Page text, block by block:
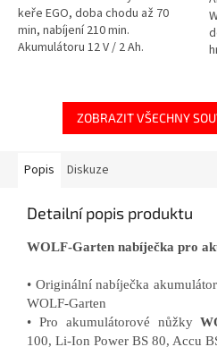
keře EGO, doba chodu až 70
min, nabíjení 210 min.
Akumulátoru 12 V / 2 Ah.
ZOBRAZIT VŠECHNY
Popis Diskuze
Detailní popis produktu
WOLF-Garten nabíječka pro
• Originální nabíječka
WOLF-Garten
• Pro akumulátorové nůžky
100, Li-Ion Power BS 80, Accu